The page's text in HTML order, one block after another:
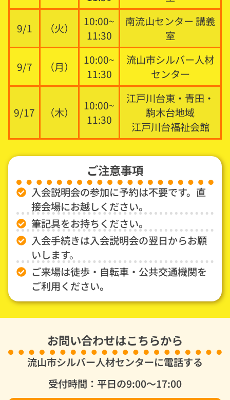
9/1 （火）
10:00~
11:30
南流山センター 講義
室
9/7 （月）
10:00~
11:30
流山市シルバー人材
センター
9/17 （木）
10:00~
11:30
江戸川台東・青田・
駒木台地域
江戸川台福祉会館
ご注意事項
入会説明会の参加に予約は不要です。直
接会場にお越しください。
筆記具をお持ちください。
入会手続きは入会説明会の翌日からお願
いします。
ご来場は徒歩・自転車・公共交通機関を
ご利用ください。
お問い合わせはこちらから
流山市シルバー人材センターに電話する
受付時間：平日の9:00～17:00